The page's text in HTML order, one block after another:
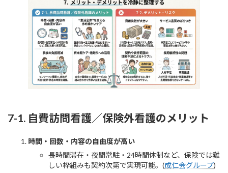
7-1. 自費訪問看護／保険外看護のメリット
時間・回数・内容の自由度が高い
長時間滞在・夜間常駐・24時間体制など、保険では難
しい枠組みも契約次第で実現可能。(成仁会グループ)